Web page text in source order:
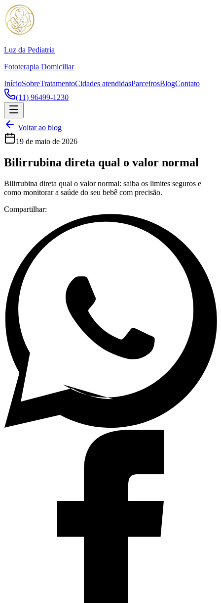
Luz da Pediatria
Fototerapia Domiciliar
InícioSobreTratamentoCidades atendidasParceirosBlogContato
(11) 96499-1230
Voltar ao blog
19 de maio de 2026
Bilirrubina direta qual o valor normal
Bilirrubina direta qual o valor normal: saiba os limites seguros e
como monitorar a saúde do seu bebê com precisão.
Compartilhar: